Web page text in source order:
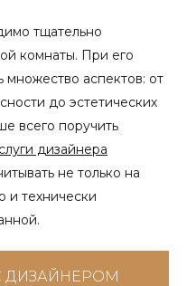
тщательно
комнаты. При его
множество аспектов: от
до эстетических
всего поручить
дизайнера
не только на
и технически
ДИЗАЙНЕРОМ